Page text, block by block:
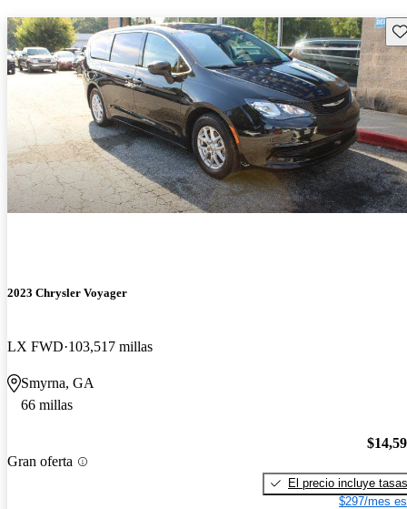
2023 Chrysler Voyager
LX FWD 103,517 millas
Smyrna, GA
66 millas
Gran oferta
El precio incluye tasas
$297/mes